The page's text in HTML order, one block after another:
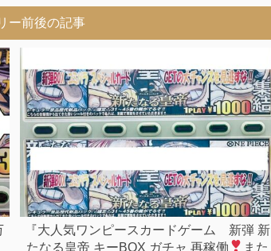
ー前後の記事
『大人気ワンピースカードゲーム 新弾 新
たなる皇帝 キーBOX ガチャ 再稼働
また